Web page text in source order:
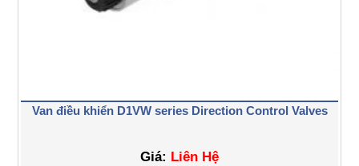
Van điều khiển D1VW series Direction Control Valves
Giá: Liên Hệ